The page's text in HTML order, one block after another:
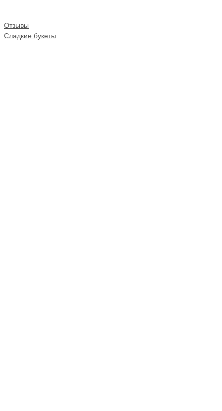
Отзывы
Сладкие букеты